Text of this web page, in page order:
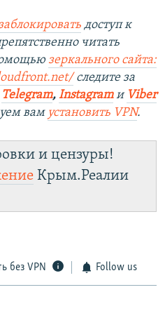
доступ к
читать
зеркального сайта:
следите за
Telegram, Instagramи Viber
вам установить VPN.
и цензуры!
Крым.Реалии
без VPN Follow us